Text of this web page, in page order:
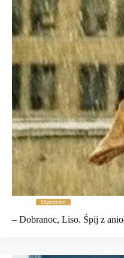
Mężczyźni
– Dobranoc, Liso. Śpij z